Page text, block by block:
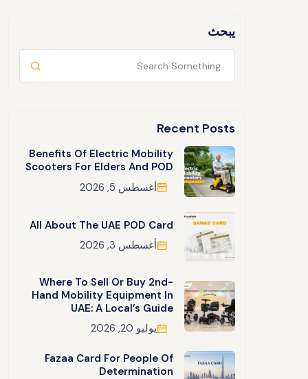
يبحث
Recent Posts
Benefits Of Electric Mobility
Scooters For Elders And POD
أغسطس 5, 2026
All About The UAE POD Card
أغسطس 3, 2026
Where To Sell Or Buy 2nd-
Hand Mobility Equipment In
UAE: A Local’s Guide
يوليو 20, 2026
Fazaa Card For People Of
Determination